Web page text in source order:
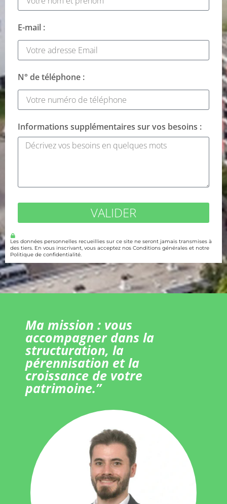
E-mail :
N° de téléphone :
Informations supplémentaires sur vos besoins :
VALIDER
Les données personnelles recueillies sur ce site ne seront jamais transmises à
des tiers. En vous inscrivant, vous acceptez nos Conditions générales et notre
Politique de confidentialité.
Ma mission : vous
accompagner dans la
structuration, la
pérennisation et la
croissance de votre
patrimoine.”